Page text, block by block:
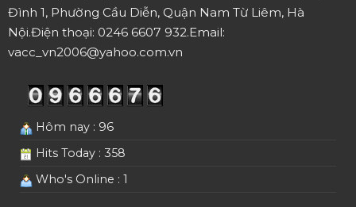
Đình 1, Phường Cầu Diễn, Quận Nam Từ Liêm, Hà
Nội.Điện thoại: 0246 6607 932.Email:
vacc_vn2006@yahoo.com.vn
Hôm nay : 96
Hits Today : 358
Who's Online : 1